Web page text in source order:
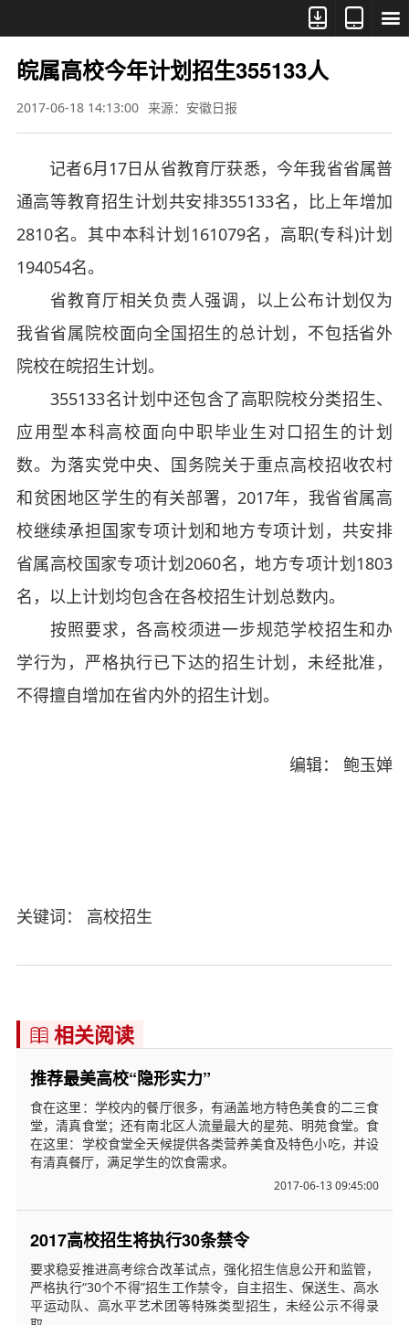



皖属高校今年计划招生355133人
2017-06-18 14:13:00 来源：安徽日报
记者6月17日从省教育厅获悉，今年我省省属普
通高等教育招生计划共安排355133名，比上年增加
2810名。其中本科计划161079名，高职(专科)计划
194054名。
省教育厅相关负责人强调，以上公布计划仅为
我省省属院校面向全国招生的总计划，不包括省外
院校在皖招生计划。
355133名计划中还包含了高职院校分类招生、
应用型本科高校面向中职毕业生对口招生的计划
数。为落实党中央、国务院关于重点高校招收农村
和贫困地区学生的有关部署，2017年，我省省属高
校继续承担国家专项计划和地方专项计划，共安排
省属高校国家专项计划2060名，地方专项计划1803
名，以上计划均包含在各校招生计划总数内。
按照要求，各高校须进一步规范学校招生和办
学行为，严格执行已下达的招生计划，未经批准，
不得擅自增加在省内外的招生计划。
编辑： 鲍玉婵
关键词： 高校招生
 相关阅读
推荐最美高校“隐形实力”
食在这里：学校内的餐厅很多，有涵盖地方特色美食的二三食
堂，清真食堂；还有南北区人流量最大的星苑、明苑食堂。食
在这里：学校食堂全天候提供各类营养美食及特色小吃，并设
有清真餐厅，满足学生的饮食需求。
2017-06-13 09:45:00
2017高校招生将执行30条禁令
要求稳妥推进高考综合改革试点，强化招生信息公开和监管，
严格执行“30个不得”招生工作禁令，自主招生、保送生、高水
平运动队、高水平艺术团等特殊类型招生，未经公示不得录